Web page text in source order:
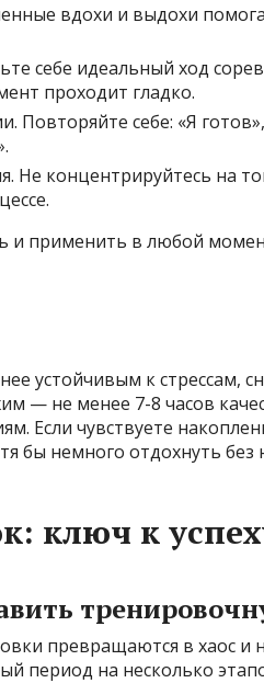
вдохи и выдохи
себе идеальный ход
проходит гладко.
себе: «Я готов»,
Не концентрируйтесь на
и применить в любой
устойчивым к стрессам,
— не менее 7-8 часов
Если чувствуете
бы немного отдохнуть без
ключ к
превращаются в хаос и
период на несколько